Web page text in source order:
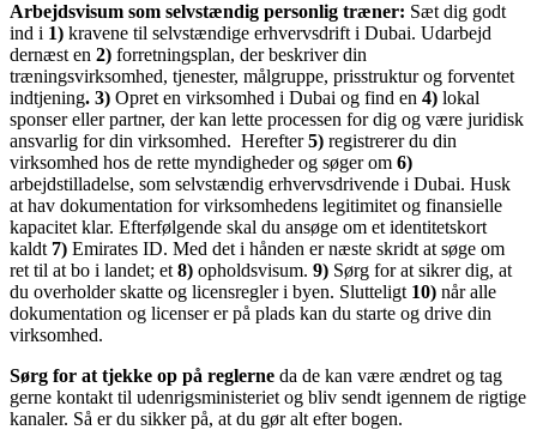
Arbejdsvisum som selvstændig personlig træner: Sæt dig godt
ind i 1) kravene til selvstændige erhvervsdrift i Dubai. Udarbejd
dernæst en 2) forretningsplan, der beskriver din
træningsvirksomhed, tjenester, målgruppe, prisstruktur og forventet
indtjening. 3) Opret en virksomhed i Dubai og find en 4) lokal
sponser eller partner, der kan lette processen for dig og være juridisk
ansvarlig for din virksomhed. Herefter5) registrerer du din
virksomhed hos de rette myndigheder og søger om 6)
arbejdstilladelse, som selvstændig erhvervsdrivende i Dubai. Husk
at hav dokumentation for virksomhedens legitimitet og finansielle
kapacitet klar. Efterfølgende skal du ansøge om et identitetskort
kaldt 7) Emirates ID. Med det i hånden er næste skridt at søge om
ret til at bo i landet; et8) opholdsvisum. 9) Sørg for at sikrer dig, at
du overholder skatte og licensregler i byen. Slutteligt 10) når alle
dokumentation og licenser er på plads kan du starte og drive din
virksomhed.
Sørg for at tjekke op på reglerne da de kan være ændret og tag
gerne kontakt til udenrigsministeriet og bliv sendt igennem de rigtige
kanaler. Så er du sikker på, at du gør alt efter bogen.